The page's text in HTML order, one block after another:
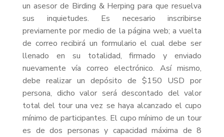
un asesor de Birding & Herping para que resuelva
sus inquietudes. Es necesario inscribirse
previamente por medio de la página web; a vuelta
de correo recibirá un formulario el cual debe ser
llenado en su totalidad, firmado y enviado
nuevamente vía correo electrónico. Así mismo,
debe realizar un depósito de $150 USD por
persona, dicho valor será descontado del valor
total del tour una vez se haya alcanzado el cupo
mínimo de participantes. El cupo mínimo de un tour
es de dos personas y capacidad máxima de 8